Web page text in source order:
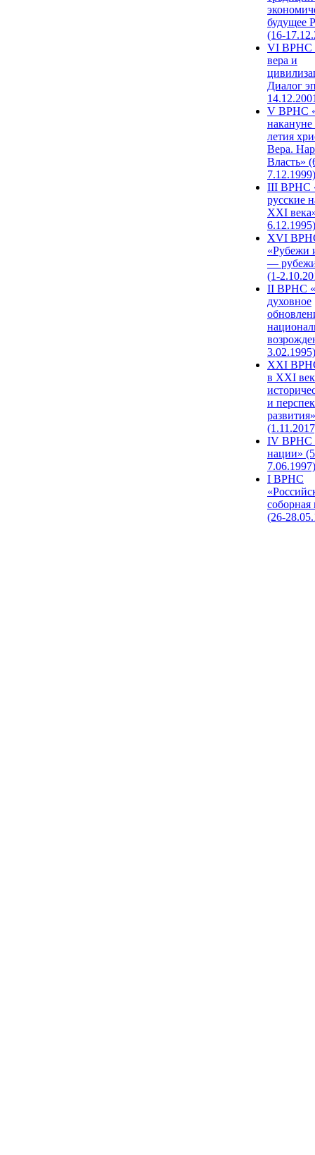
будущее
(16-
VI ВРНС
вера и
Диалог
V ВРНС
накануне
летия
Вера.
Власть»
7.12.1999)
III ВРНС
русские
XXI
6.12.1995)
XVI
«Рубежи
—
(1-
II ВРНС
духовное
3.02.1995)
XХI
в XXI
и
развития»
IV ВРНС
нации»
7.06.1997)
I ВРНС
(26-